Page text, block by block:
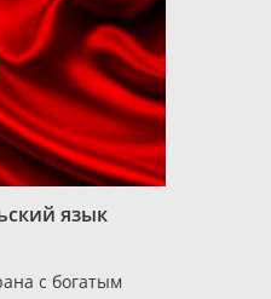
язык
с богатым